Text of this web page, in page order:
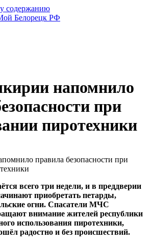
содержанию
Белорецк РФ
напомнило
при
пиротехники
всего три недели, и в преддверии
приобретать петарды,
огни. Спасатели МЧС
внимание жителей республики
использования пиротехники,
радостно и без происшествий.